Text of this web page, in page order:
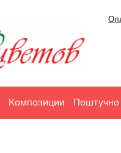
Композиции Поштучно